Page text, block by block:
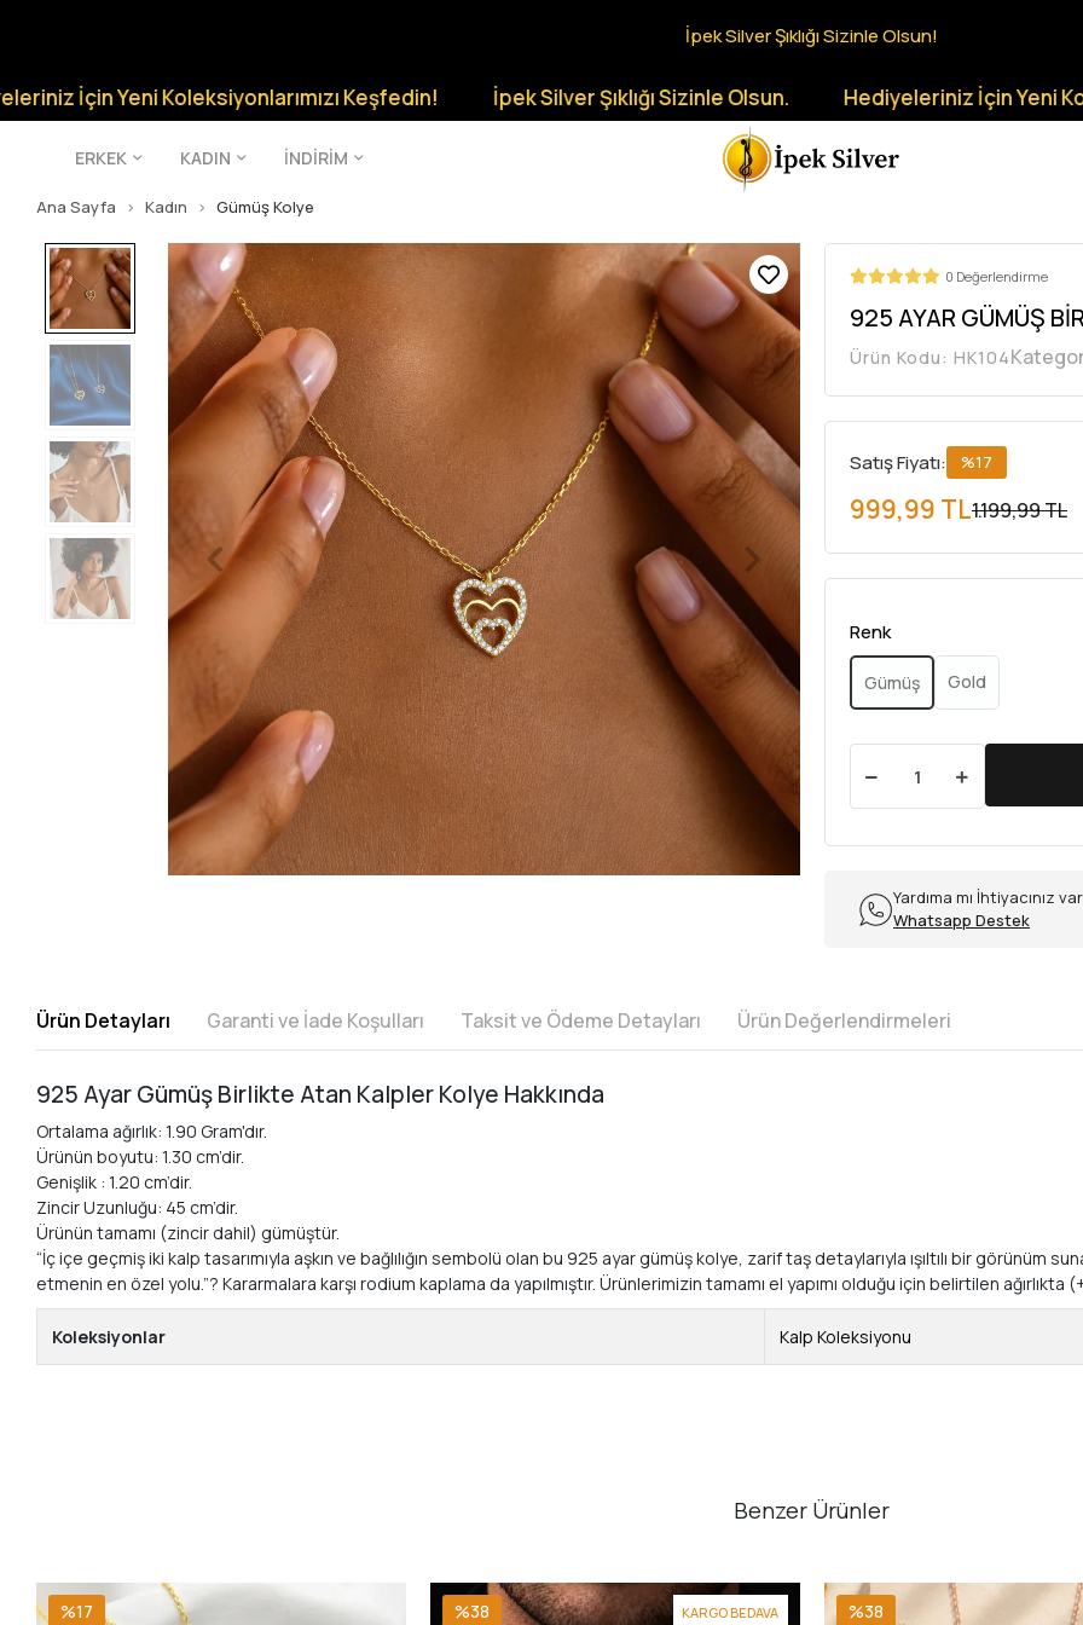
İpek Silver Şıklığı Sizinle Olsun!
Yeni Koleksiyonlarımızı Keşfedin! İpek Silver Şıklığı Sizinle Olsun. Hediyeleriniz İçin Yeni
ERKEK KADIN İNDİRİM
Ana Sayfa Kadın Gümüş Kolye
0 Değerlendirme
925 AYAR GÜMÜŞ
Ürün Kodu: HK104
Satış Fiyatı: %17
1.199,99 TL
999,99 TL
Renk
Gümüş Gold
Yardıma mı İhtiyacınız
Whatsapp Destek
Ürün Detayları Garanti ve İade Koşulları Taksit ve Ödeme Detayları Ürün Değerlendirmeleri
925 Ayar Gümüş Birlikte Atan Kalpler Kolye Hakkında
Ortalama ağırlık: 1.90 Gram'dır.
Ürünün boyutu: 1.30 cm’dir.
Genişlik : 1.20 cm’dir.
Zincir Uzunluğu: 45 cm’dir.
Ürünün tamamı (zincir dahil) gümüştür.
“İç içe geçmiş iki kalp tasarımıyla aşkın ve bağlılığın sembolü olan bu 925 ayar gümüş kolye, zarif taş detaylarıyla ışıltılı bir görünüm
etmenin en özel yolu.”? Kararmalara karşı rodium kaplama da yapılmıştır. Ürünlerimizin tamamı el yapımı olduğu için belirtilen ağırlıkta
Koleksiyonlar Kalp Koleksiyonu
Benzer Ürünler
%17 KARGO BEDAVA
%38 %38